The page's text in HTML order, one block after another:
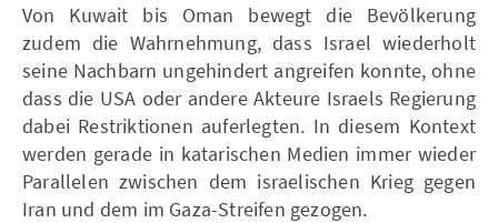
Von Kuwait bis Oman bewegt die Bevölkerung
zudem die Wahrnehmung, dass Israel wiederholt
seine Nachbarn ungehindert angreifen konnte, ohne
dass die USA oder andere Akteure Israels Regierung
dabei Restriktionen auferlegten. In diesem Kontext
werden gerade in katarischen Medien immer wieder
Parallelen zwischen dem israelischen Krieg gegen
Iran und dem im Gaza-Streifen gezogen.